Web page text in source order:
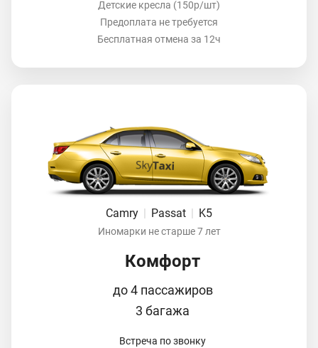
Детские кресла (150р/шт)
Предоплата не требуется
Бесплатная отмена за 12ч
Camry Passat K5
Иномарки не старше 7 лет
Комфорт
до 4 пассажиров
3 багажа
Встреча по звонку